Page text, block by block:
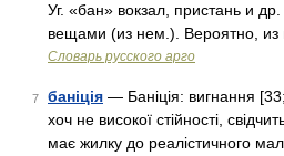
Уг. «бан» вокзал, пристань и
вещами (из нем.). Вероятно, из
Словарь русского арго
7 баніція — Баніція: вигнання
хоч не високої стійності,
має жилку до реалістичного